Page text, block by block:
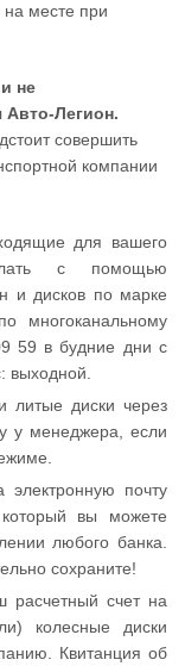
месте при
не
Авто-Легион.
совершить
компании
для вашего
с помощью
и дисков по марке
многоканальному
59 в будние дни с
выходной.
литые диски через
у менеджера, если
почту
вы можете
любого банка.
сохраните!
расчетный счет на
колесные диски
Квитанция об